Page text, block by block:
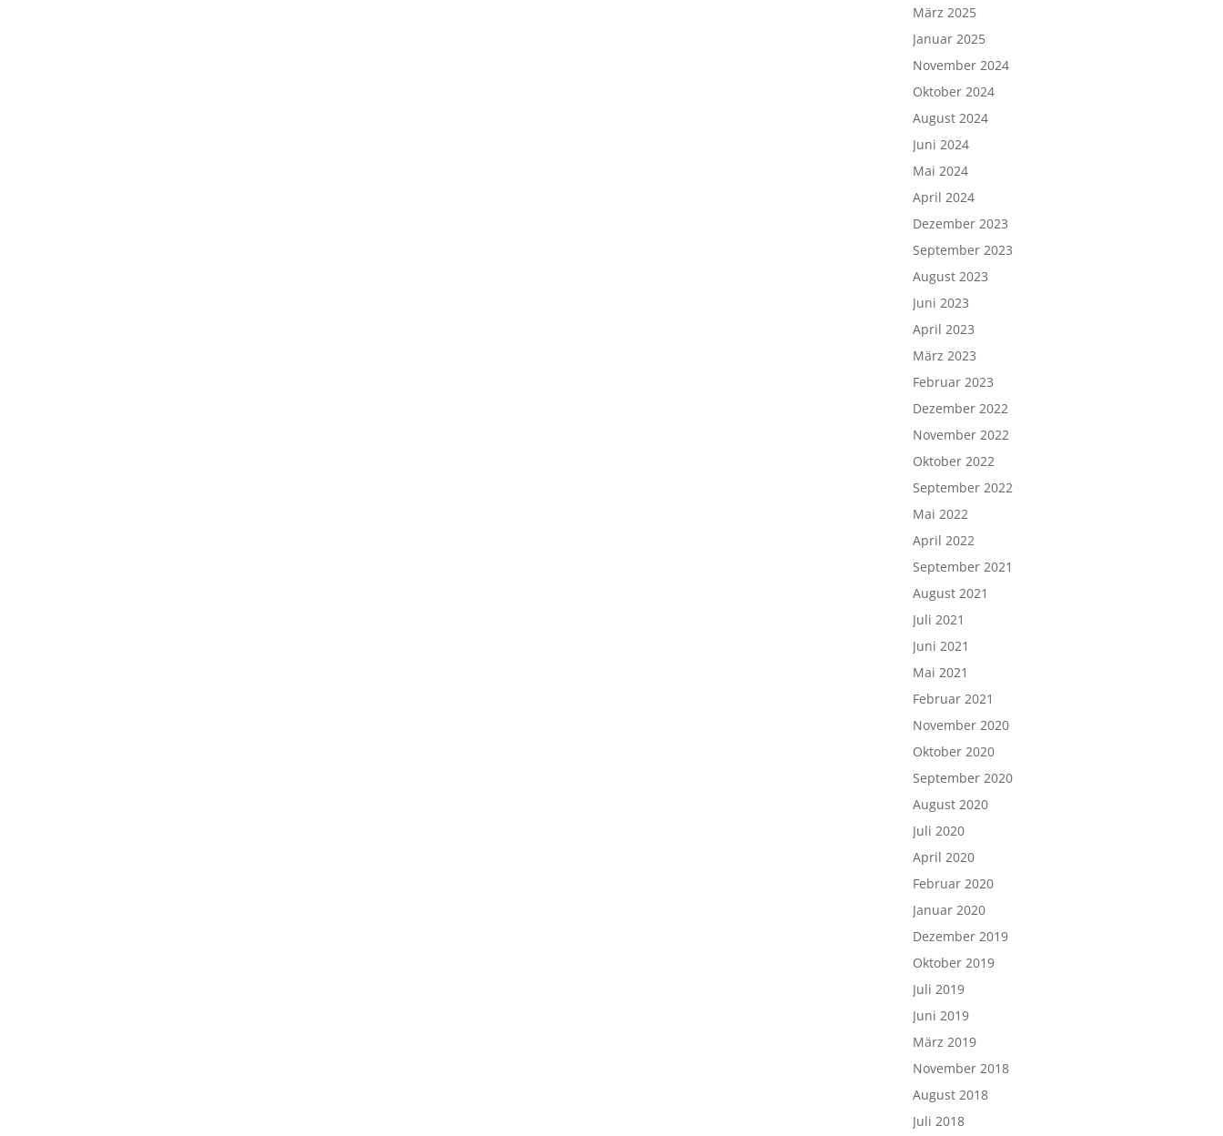
März 2025
Januar 2025
November 2024
Oktober 2024
August 2024
Juni 2024
Mai 2024
April 2024
Dezember 2023
September 2023
August 2023
Juni 2023
April 2023
März 2023
Februar 2023
Dezember 2022
November 2022
Oktober 2022
September 2022
Mai 2022
April 2022
September 2021
August 2021
Juli 2021
Juni 2021
Mai 2021
Februar 2021
November 2020
Oktober 2020
September 2020
August 2020
Juli 2020
April 2020
Februar 2020
Januar 2020
Dezember 2019
Oktober 2019
Juli 2019
Juni 2019
März 2019
November 2018
August 2018
Juli 2018